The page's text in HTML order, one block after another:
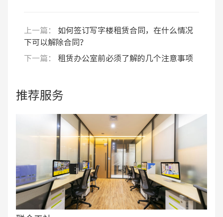
上一篇：
如何签订写字楼租赁合同，在什么情况
下可以解除合同？
下一篇：
租赁办公室前必须了解的几个注意事项
推荐服务